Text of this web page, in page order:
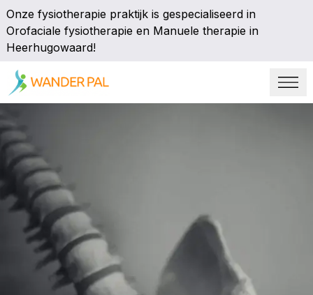
Onze fysiotherapie praktijk is gespecialiseerd in
Orofaciale fysiotherapie en Manuele therapie in
Heerhugowaard!